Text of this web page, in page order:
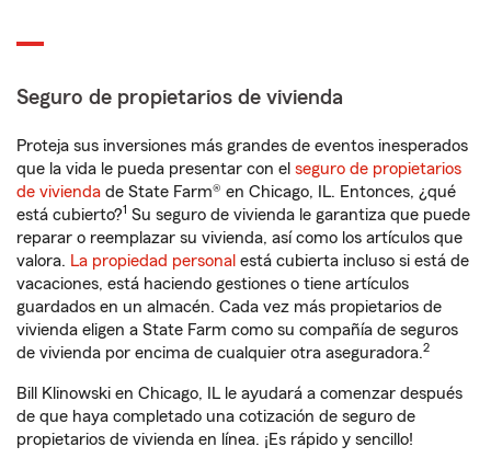
Seguro de propietarios de vivienda
Proteja sus inversiones más grandes de eventos inesperados
que la vida le pueda presentar con el seguro de propietarios
de vivienda de State Farm® en Chicago, IL. Entonces, ¿qué
está cubierto?1 Su seguro de vivienda le garantiza que puede
reparar o reemplazar su vivienda, así como los artículos que
valora. La propiedad personal está cubierta incluso si está de
vacaciones, está haciendo gestiones o tiene artículos
guardados en un almacén. Cada vez más propietarios de
vivienda eligen a State Farm como su compañía de seguros
de vivienda por encima de cualquier otra aseguradora.2
Bill Klinowski en Chicago, IL le ayudará a comenzar después
de que haya completado una cotización de seguro de
propietarios de vivienda en línea. ¡Es rápido y sencillo!